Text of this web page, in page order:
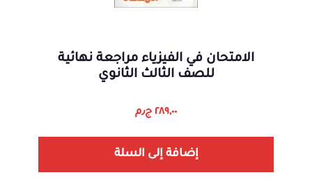
الامتحان في الفيزياء مراجعة نهائية
للصف الثالث الثانوي
٢٨٩,٠٠ ج٫م
إضافة إلى السلة